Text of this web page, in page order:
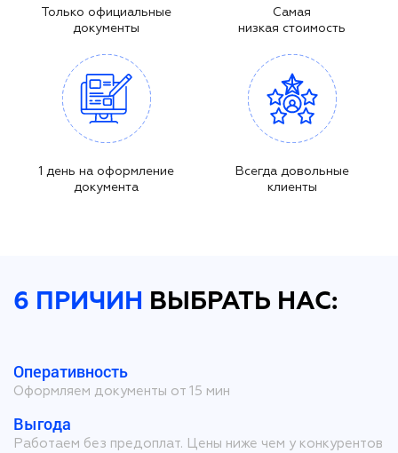
Только официальные
документы
Самая
низкая стоимость
1 день на оформление
документа
Всегда довольные
клиенты
6 ПРИЧИН ВЫБРАТЬ НАС:
Оперативность
Оформляем документы от 15 мин
Выгода
Работаем без предоплат. Цены ниже чем у конкурентов